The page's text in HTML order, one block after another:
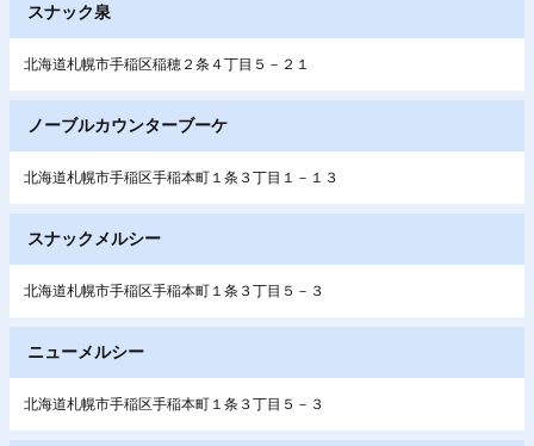
スナック泉
北海道札幌市手稲区稲穂２条４丁目５－２１
ノーブルカウンターブーケ
北海道札幌市手稲区手稲本町１条３丁目１－１３
スナックメルシー
北海道札幌市手稲区手稲本町１条３丁目５－３
ニューメルシー
北海道札幌市手稲区手稲本町１条３丁目５－３